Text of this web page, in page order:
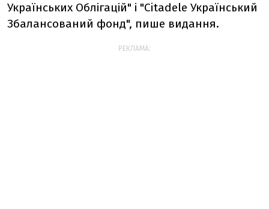
Українських Облігацій" і "Citadele Український
Збалансований фонд", пише видання.
РЕКЛАМА: